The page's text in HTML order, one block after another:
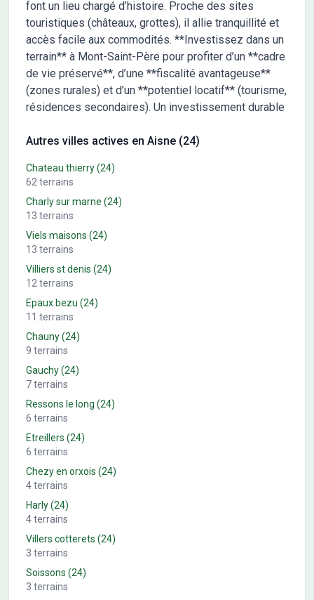
font un lieu chargé d’histoire. Proche des sites
touristiques (châteaux, grottes), il allie tranquillité et
accès facile aux commodités. **Investissez dans un
terrain** à Mont-Saint-Père pour profiter d’un **cadre
de vie préservé**, d’une **fiscalité avantageuse**
(zones rurales) et d’un **potentiel locatif** (tourisme,
résidences secondaires). Un investissement durable
Autres villes actives en Aisne (24)
Chateau thierry(24)
62terrains
Charly sur marne (24)
13 terrains
Viels maisons (24)
13 terrains
Villiers st denis (24)
12terrains
Epaux bezu (24)
11 terrains
Chauny(24)
9 terrains
Gauchy(24)
7terrains
Ressons le long (24)
6 terrains
Etreillers (24)
6 terrains
Chezy en orxois (24)
4terrains
Harly(24)
4terrains
Villers cotterets (24)
3 terrains
Soissons (24)
3 terrains